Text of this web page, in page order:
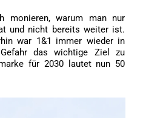
monieren, warum man nur
und nicht bereits weiter ist.
war 1&1 immer wieder in
das wichtige Ziel zu
für 2030 lautet nun 50